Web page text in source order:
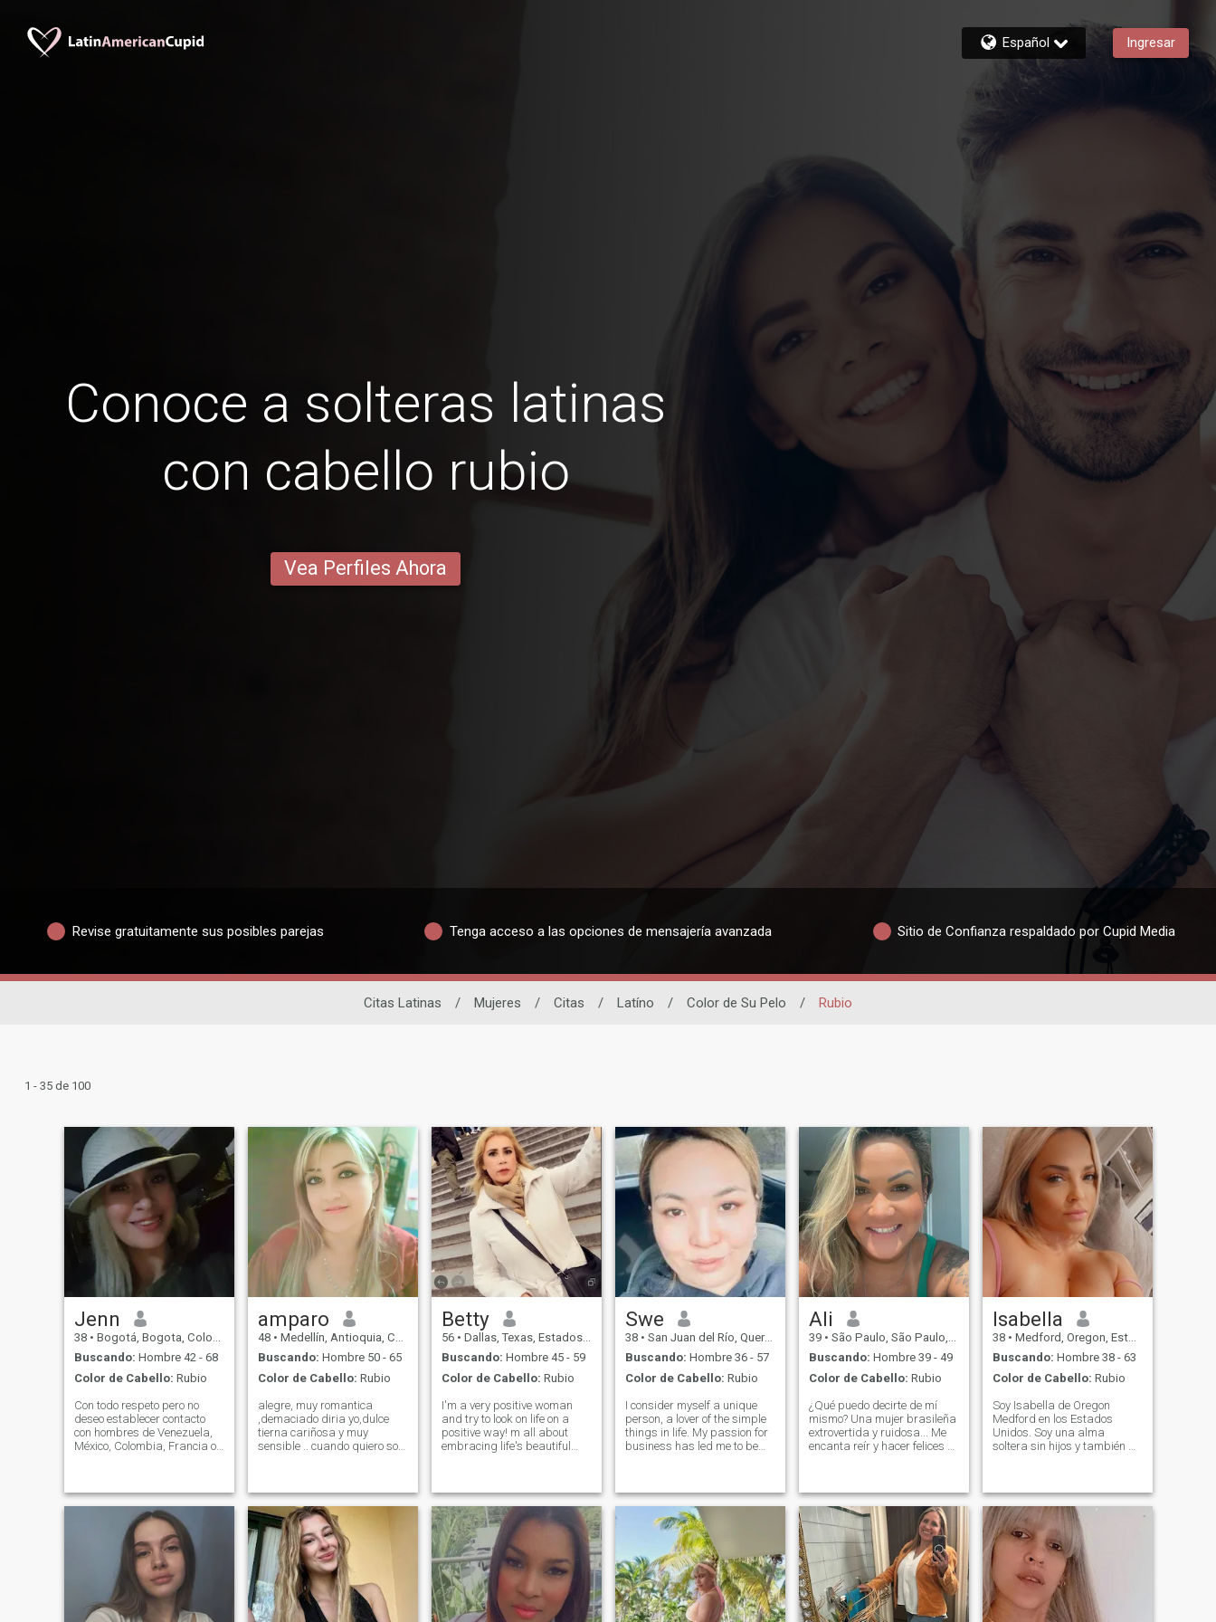
Español Ingresar
Conoce a solteras latinas
con cabello rubio
Vea Perfiles Ahora
Revise gratuitamente sus posibles parejas Tenga acceso a las opciones de mensajería avanzada Sitio de Confianza respaldado por Cupid Media
Citas Latinas / Mujeres / Citas / Latíno / Color de Su Pelo / Rubio
1 - 35 de 100
Jenn
38 • Bogotá, Bogota, Colombia
Buscando: Hombre 42 - 68
Color de Cabello: Rubio
Con todo respeto pero no
deseo establecer contacto
con hombres de Venezuela,
México, Colombia, Francia o
Colombians, French or Italian
(with all due respect). I am
responsible, honest, kind,
hard working, loyal,
romantic, intelligent,
homelike, tender and
affectionate, good manners
and friendly, a happy person
and a positive person. I enjoy
amparo
48 • Medellín, Antioquia, Colombia
Buscando: Hombre 50 - 65
Color de Cabello: Rubio
alegre, muy romantica
,demaciado diria yo,dulce
tierna cariñosa y muy
sensible .. cuando quiero soy
sean conmigo, tambien....me
gusta mucho escuchar
musica , salir,conocer
lugares, viajar.... muy
hogareña con valores de
familia.......y a la espera del
hombre que me quiera , me
ame y me valore tal como soy
que yo are lo mismo con esa
Betty
56 • Dallas, Texas, Estados Unidos
Buscando: Hombre 45 - 59
Color de Cabello: Rubio
I'm a very positive woman
and try to look on life on a
positive way! m all about
embracing life's beautiful
and new cultures. ! I
appreciate respect, trust,
loyalty, sincerity. I'm looking
for a stable and serious
relationship, with a real
future. All that love and
respect that lives in the
depths of me, in my soul,
Swe
38 • San Juan del Río, Querétaro, México
Buscando: Hombre 36 - 57
Color de Cabello: Rubio
I consider myself a unique
person, a lover of the simple
things in life. My passion for
business has led me to be
professional life. I am
outgoing, warm, and have a
heart that lon
Ali
39 • São Paulo, São Paulo, Brasil
Buscando: Hombre 39 - 49
Color de Cabello: Rubio
¿Qué puedo decirte de mí
mismo? Una mujer brasileña
extrovertida y ruidosa... Me
encanta reír y hacer felices a
estado soltero por mucho
tiempo y me encantaría
conocer a EL ÚNICO.
Supongo que es hora...
Hablemos un poco y
conocámonos. 😊 ¿Lo
hacemos? PS - Yo no pago
por este sitio web. Así que
mis mensajes son limitados.
Isabella
38 • Medford, Oregon, Estados Unidos
Buscando: Hombre 38 - 63
Color de Cabello: Rubio
Soy Isabella de Oregon
Medford en los Estados
Unidos. Soy una alma
soltera sin hijos y también de
departamento médico, nací
en Filipinas pero me crié en
los Estados Unidos de
América, me encanta viajar
por el mundo especialmente
para ayudar a los Nunca he
estado casada antes y como
quiero un cambio en mi vida